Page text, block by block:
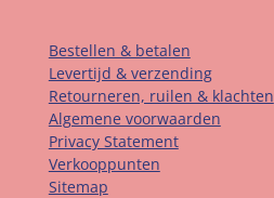
Bestellen & betalen
Levertijd & verzending
Retourneren, ruilen & klachten
Algemene voorwaarden
Privacy Statement
Verkooppunten
Sitemap